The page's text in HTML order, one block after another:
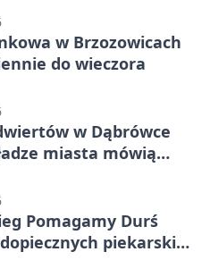
w Brzozowicach
do wieczora
w Dąbrówce
miasta mówią
Pomagamy Durś
piekarskich